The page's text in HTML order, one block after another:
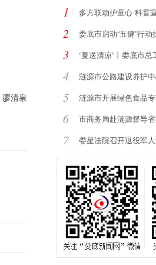
清泉
1 多方联动护童心 科普
2 娄底市启动“五健”行
3 “夏送清凉”丨娄底市
4
涟源市公路建设养护
5 涟源市开展绿色食品
6
市商务局赴涟源督导
馈7 娄星法院召开退役军